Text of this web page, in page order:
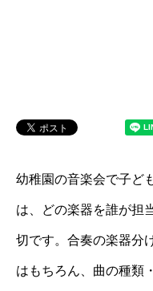
幼稚園の音楽会で子ど
は、どの楽器を誰が担
切です。合奏の楽器分
はもちろん、曲の種類